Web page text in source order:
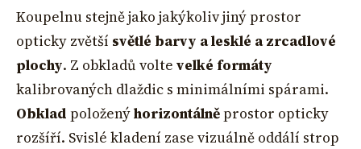
Koupelnu stejně jako jakýkoliv jiný prostor
opticky zvětší světlé barvy a lesklé a zrcadlové
plochy. Z obkladů volte velké formáty
kalibrovaných dlaždic s minimálními spárami.
Obklad položenýhorizontálněprostor opticky
rozšíří. Svislé kladení zase vizuálně oddálí strop